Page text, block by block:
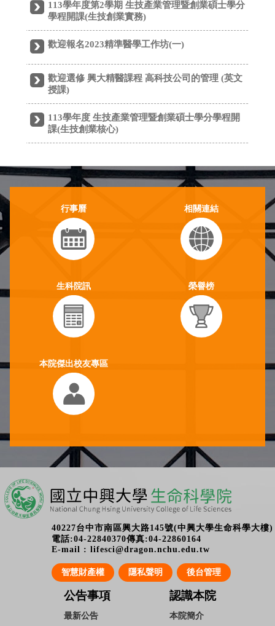
行事曆 相關連結
生科院訊 榮譽榜
本院傑出校友專區
40227台中市南區興大路145號(中興大學生命科學大樓)
電話:04-22840370傳真:04-22860164
E-mail : lifesci@dragon.nchu.edu.tw
智慧財產權 隱私聲明 後台管理
公告事項
最新公告
認識本院
本院簡介